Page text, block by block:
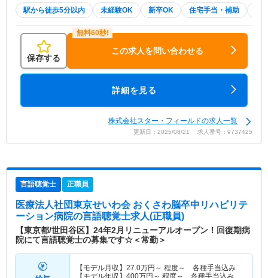
駅から徒歩5分以内 未経験OK 新卒OK 住宅手当・補助
保存する
この求人を問い合わせる
詳細を見る
株式会社スター・フィールドの求人一覧
更新日：2025/08/21 求人番号：9737425
言語聴覚士 正職員
医療法人社団東京せいわ会 おくさわ脳卒中リハビリテ
ーション病院の言語聴覚士求人(正職員)
【東京都/世田谷区】24年2月リニューアルオープン！回復期病
院にて言語聴覚士の募集です☆＜常勤＞
【モデル月収】 27.0万円～ 程度～ 各種手当込み
【モデル年収】 400万円～ 程度～ 各種手当込み